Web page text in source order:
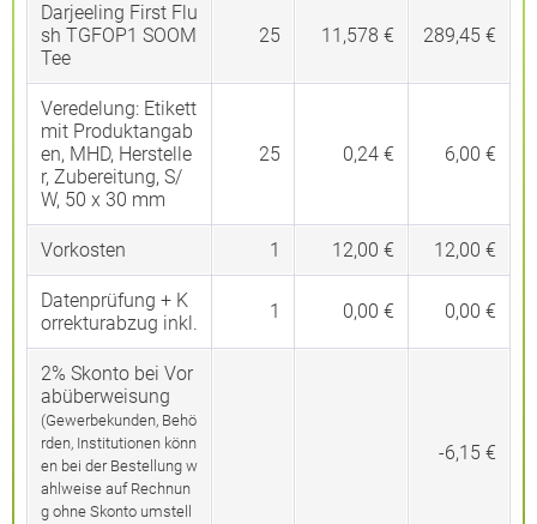
Darjeeling First Flu
sh TGFOP1 SOOM
Tee
25 11,578 € 289,45 €
Veredelung: Etikett
mit Produktangab
en, MHD, Herstelle
r, Zubereitung, S/
W, 50 x 30 mm
25 0,24 € 6,00 €
Vorkosten 1 12,00 € 12,00 €
Datenprüfung + K
orrekturabzug inkl.
1 0,00 € 0,00 €
2% Skonto bei Vor
abüberweisung
(Gewerbekunden, Behö
rden, Institutionen könn
en bei der Bestellung w
ahlweise auf Rechnun
g ohne Skonto umstell
-6,15 €